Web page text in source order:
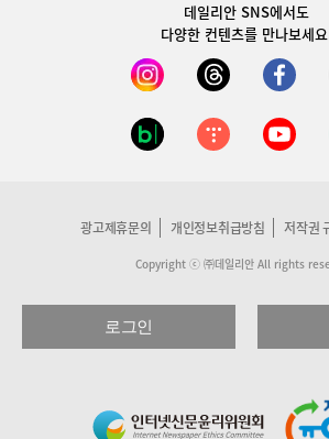
데일리안 SNS에서도
다양한 컨텐츠를 만나보세
광고제휴문의 개인정보취급방침 저작권
Copyright ⓒ ㈜데일리안 All rights
로그인